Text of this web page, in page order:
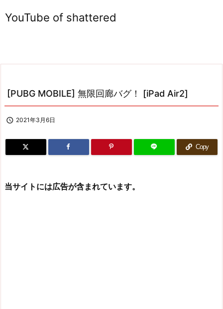
YouTube of shattered
[PUBG MOBILE] 無限回廊バグ！ [iPad Air2]
 2021年3月6日
Copy
当サイトには広告が含まれています。